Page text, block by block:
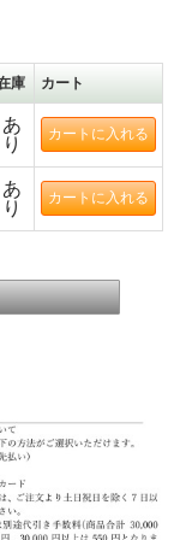
庫 カート
あ
り
あ
り